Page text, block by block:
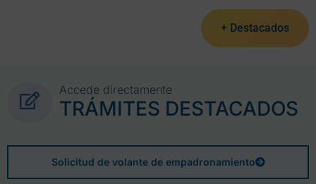
+ Destacados
Accede directamente
TRÁMITES DESTACADOS
Solicitud de volante de empadronamiento